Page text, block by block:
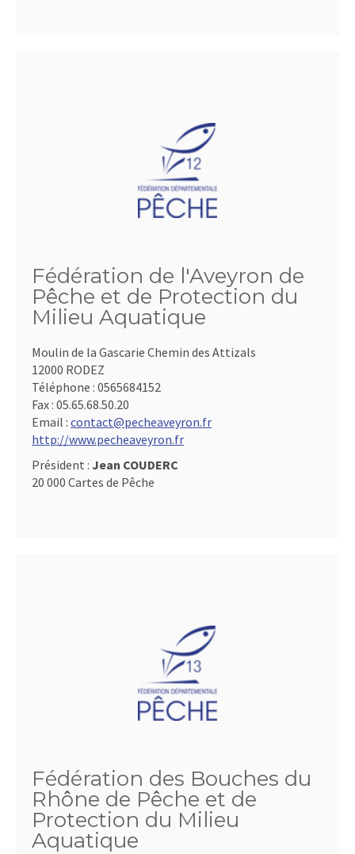
Fédération de l'Aveyron de
Pêche et de Protection du
Milieu Aquatique
Moulin de la Gascarie Chemin des Attizals
12000 RODEZ
Téléphone : 0565684152
Fax : 05.65.68.50.20
Email : contact@pecheaveyron.fr
http://www.pecheaveyron.fr
Président : Jean COUDERC
20 000 Cartes de Pêche
Fédération des Bouches du
Rhône de Pêche et de
Protection du Milieu
Aquatique